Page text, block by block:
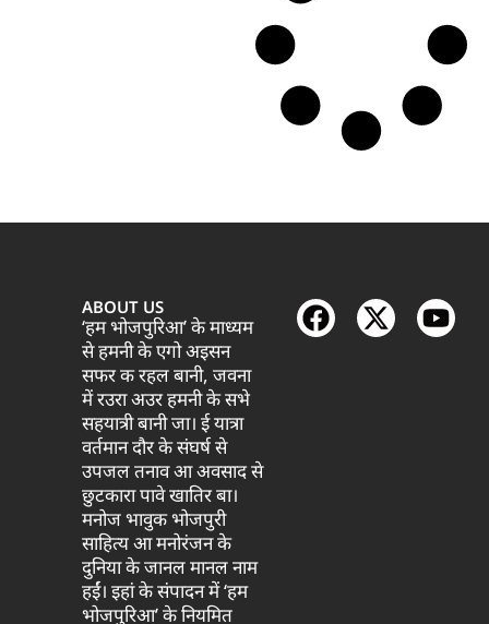
ABOUT US
‘हम भोजपुरिआ’ के माध्यम
से हमनी के एगो अइसन
सफर क रहल बानी, जवना
में रउरा अउर हमनी के सभे
सहयात्री बानी जा। ई यात्रा
वर्तमान दौर के संघर्ष से
उपजल तनाव आ अवसाद से
छुटकारा पावे खातिर बा।
मनोज भावुक भोजपुरी
साहित्य आ मनोरंजन के
दुनिया के जानल मानल नाम
हईं। इहां के संपादन में ‘हम
भोजपुरिआ’ के नियमित